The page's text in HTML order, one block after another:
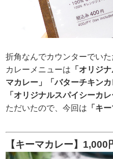
折角なんでカウンターでいた
カレーメニューは 「オリジ
マカレー」「バターチキン
「オリジナルスパイシーカレ
ただいたので、今回は 「キ
【キーマカレー】1,000